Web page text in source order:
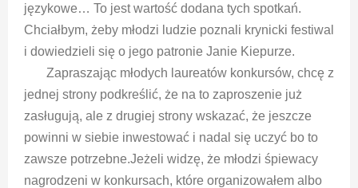
językowe… To jest wartość dodana tych spotkań.
Chciałbym, żeby młodzi ludzie poznali krynicki festiwal
i dowiedzieli się o jego patronie Janie Kiepurze.
Zapraszając młodych laureatów konkursów, chcę z
jednej strony podkreślić, że na to zaproszenie już
zasługują, ale z drugiej strony wskazać, że jeszcze
powinni w siebie inwestować i nadal się uczyć bo to
zawsze potrzebne.Jeżeli widzę, że młodzi śpiewacy
nagrodzeni w konkursach, które organizowałem albo